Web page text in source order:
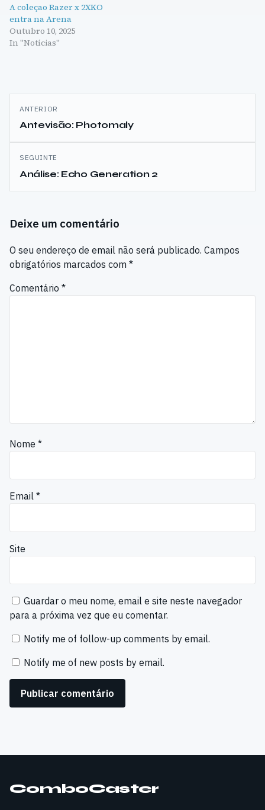
A coleçao Razer x 2XKO
entra na Arena
Outubro 10, 2025
In "Notícias"
Navegação
de
artigos
ANTERIOR
Antevisão: Photomaly
SEGUINTE
Análise: Echo Generation 2
Deixe um comentário
O seu endereço de email não será publicado. Campos
obrigatórios marcados com *
Comentário *
Nome *
Email *
Site
Guardar o meu nome, email e site neste navegador
para a próxima vez que eu comentar.
Notify me of follow-up comments by email.
Notify me of new posts by email.
ComboCaster